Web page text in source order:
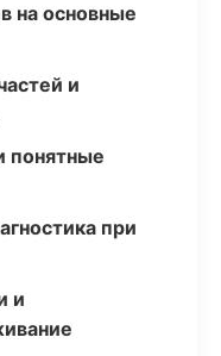
на основные
и
понятные
при
и